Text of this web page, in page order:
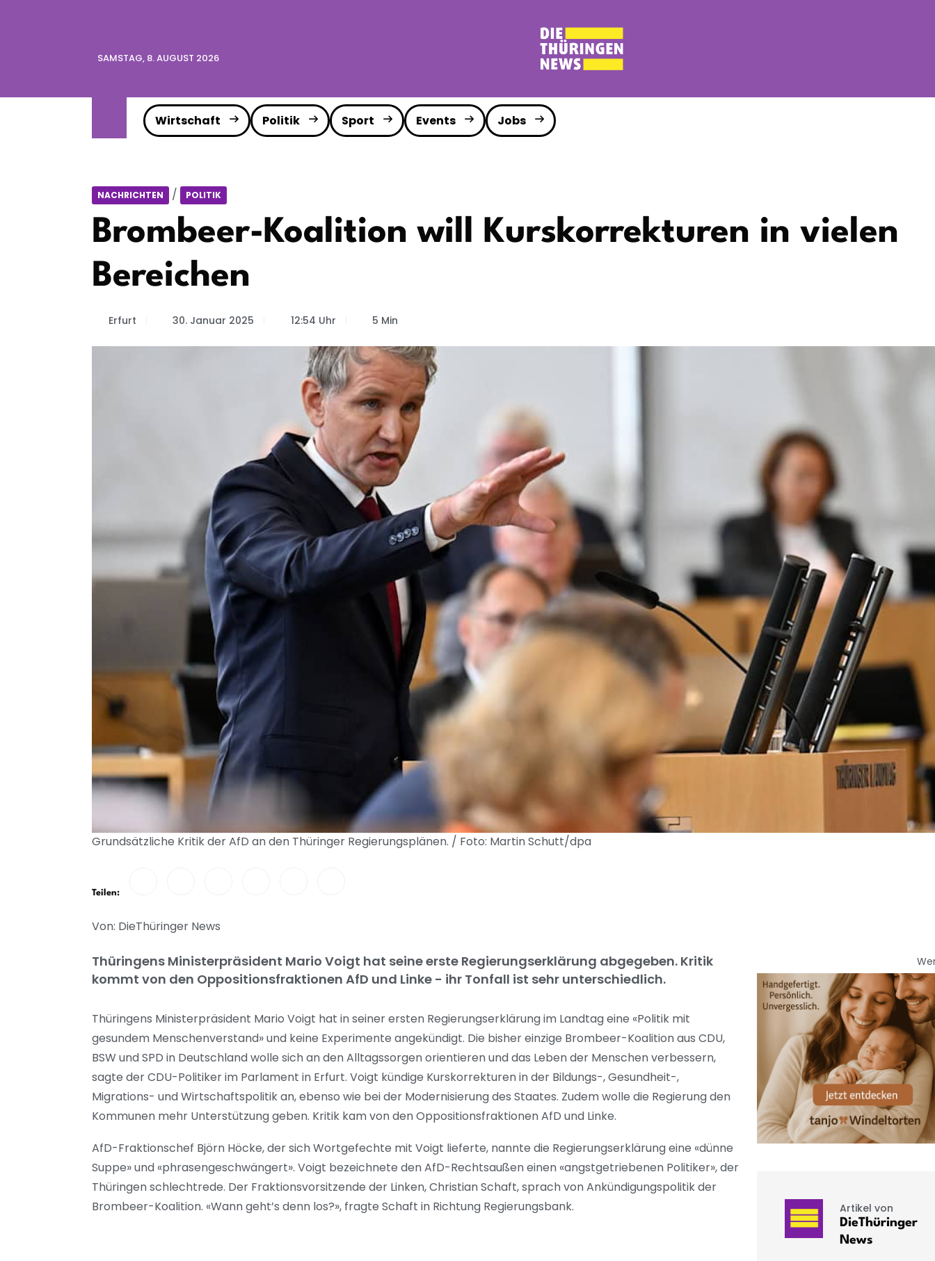
SAMSTAG, 8. AUGUST 2026
Wirtschaft Politik Sport Events Jobs
NACHRICHTEN / POLITIK
Brombeer-Koalition will Kurskorrekturen in vielen
Bereichen
Erfurt 30. Januar 2025 12:54 Uhr 5 Min
Grundsätzliche Kritik der AfD an den Thüringer Regierungsplänen. / Foto: Martin Schutt/dpa
Teilen:
Von: DieThüringer News
Thüringens Ministerpräsident Mario Voigt hat seine erste Regierungserklärung abgegeben. Kritik
kommt von den Oppositionsfraktionen AfD und Linke - ihr Tonfall ist sehr unterschiedlich.
Thüringens Ministerpräsident Mario Voigt hat in seiner ersten Regierungserklärung im Landtag eine «Politik mit
gesundem Menschenverstand» und keine Experimente angekündigt. Die bisher einzige Brombeer-Koalition aus CDU,
BSW und SPD in Deutschland wolle sich an den Alltagssorgen orientieren und das Leben der Menschen verbessern,
sagte der CDU-Politiker im Parlament in Erfurt. Voigt kündige Kurskorrekturen in der Bildungs-, Gesundheit-,
Migrations- und Wirtschaftspolitik an, ebenso wie bei der Modernisierung des Staates. Zudem wolle die Regierung den
Kommunen mehr Unterstützung geben. Kritik kam von den Oppositionsfraktionen AfD und Linke.
AfD-Fraktionschef Björn Höcke, der sich Wortgefechte mit Voigt lieferte, nannte die Regierungserklärung eine «dünne
Suppe» und «phrasengeschwängert». Voigt bezeichnete den AfD-Rechtsaußen einen «angstgetriebenen Politiker», der
Thüringen schlechtrede. Der Fraktionsvorsitzende der Linken, Christian Schaft, sprach von Ankündigungspolitik der
Brombeer-Koalition. «Wann geht’s denn los?», fragte Schaft in Richtung Regierungsbank.
Artikel von
DieThüringer
News